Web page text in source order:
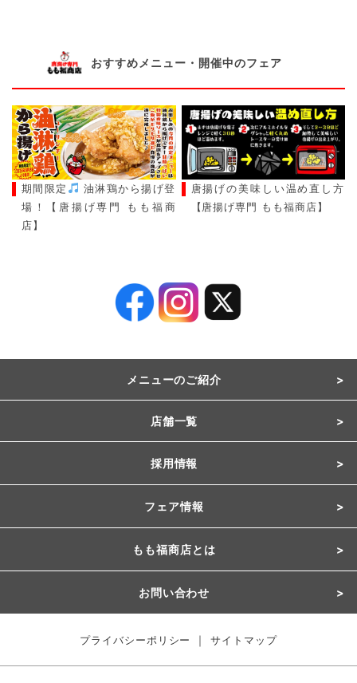
おすすめメニュー・開催中のフェア
期間限定
油淋鶏から揚げ登
場！【唐揚げ専門 もも福商
店】
唐揚げの美味しい温め直し方
【唐揚げ専門 もも福商店】
メニューのご紹介
店舗一覧
採用情報
フェア情報
もも福商店とは
お問い合わせ
プライバシーポリシー ｜サイトマップ